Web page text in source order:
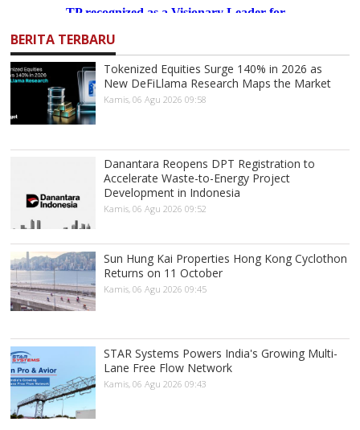
BERITA TERBARU
Tokenized Equities Surge 140% in 2026 as
New DeFiLlama Research Maps the Market
Kamis, 06 Agu 2026 09:58
Danantara Reopens DPT Registration to
Accelerate Waste-to-Energy Project
Development in Indonesia
Kamis, 06 Agu 2026 09:52
Sun Hung Kai Properties Hong Kong Cyclothon
Returns on 11 October
Kamis, 06 Agu 2026 09:45
STAR Systems Powers India's Growing Multi-
Lane Free Flow Network
Kamis, 06 Agu 2026 09:43